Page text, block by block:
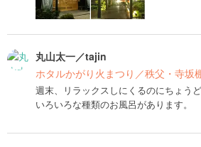
丸山太一／tajin
ホタルかがり火まつり／秩父・寺坂
週末、リラックスしにくるのにちょうど
いろいろな種類のお風呂があります。